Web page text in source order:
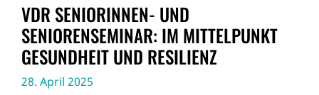
VDR SENIORINNEN- UND
SENIORENSEMINAR: IM MITTELPUNKT
GESUNDHEIT UND RESILIENZ
28. April 2025